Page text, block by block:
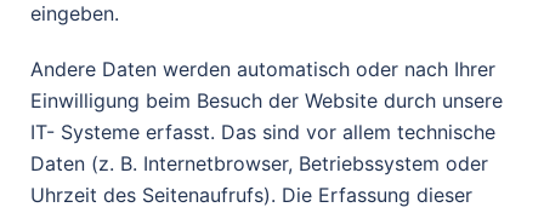
eingeben.
Andere Daten werden automatisch oder nach Ihrer
Einwilligung beim Besuch der Website durch unsere
IT- Systeme erfasst. Das sind vor allem technische
Daten (z. B. Internetbrowser, Betriebssystem oder
Uhrzeit des Seitenaufrufs). Die Erfassung dieser